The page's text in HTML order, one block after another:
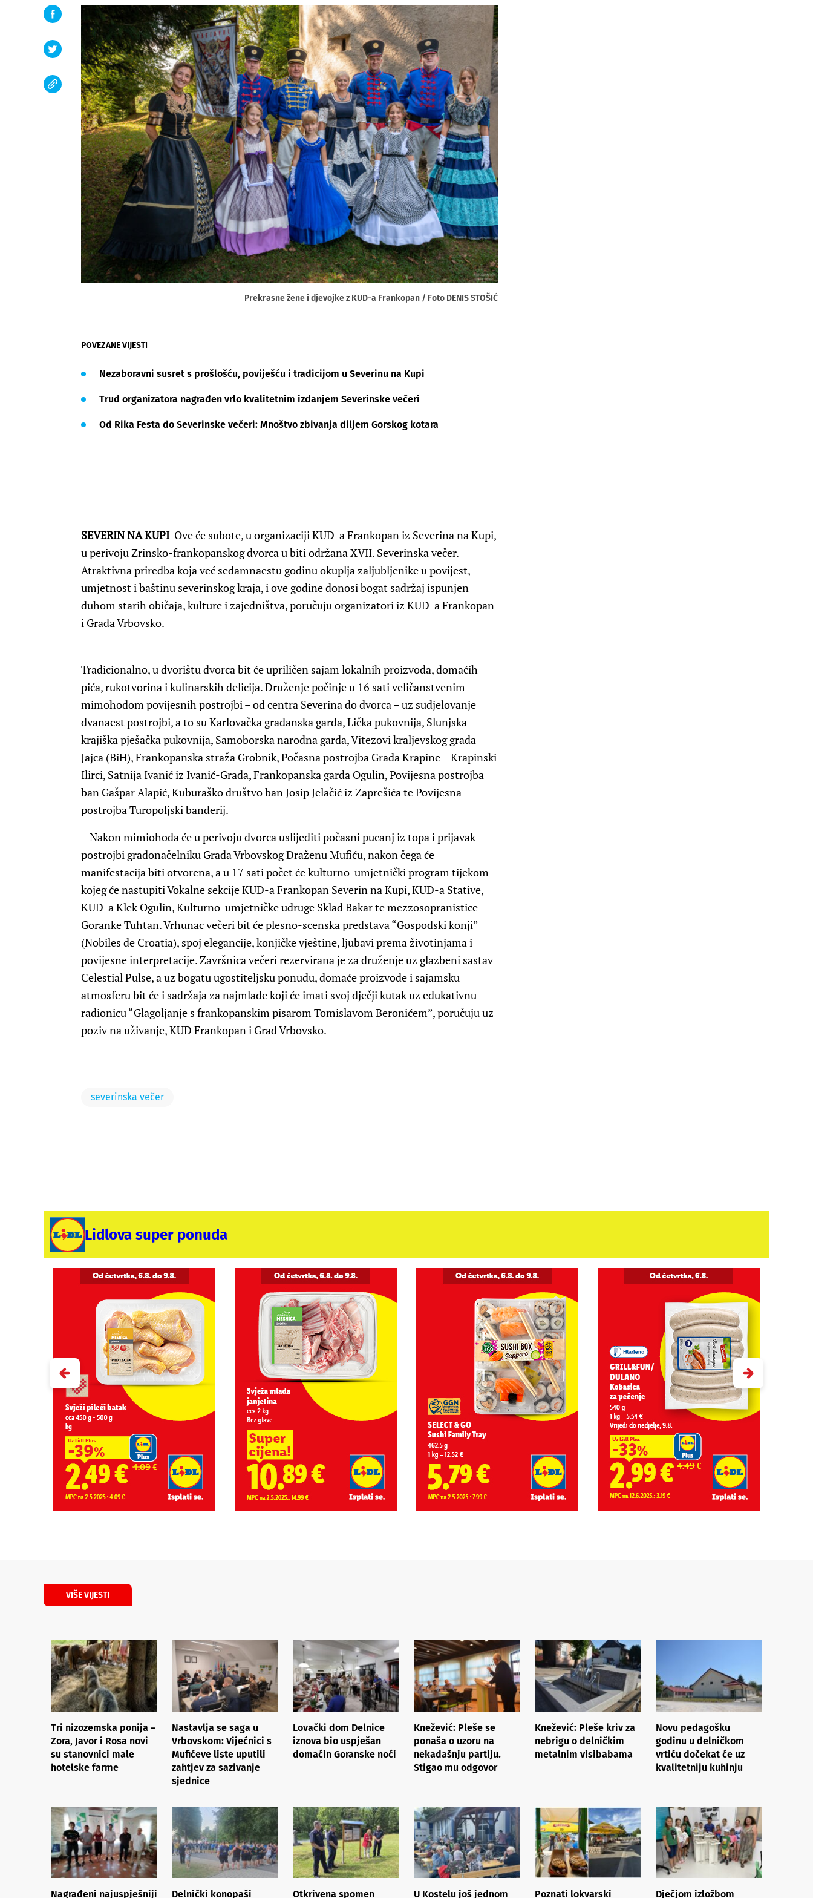
Prekrasne žene i djevojke z KUD-a Frankopan / Foto DENIS STOŠIĆ
POVEZANE VIJESTI
Nezaboravni susret s prošlošću, poviješću i tradicijom u Severinu na Kupi
Trud organizatora nagrađen vrlo kvalitetnim izdanjem Severinske večeri
Od Rika Festa do Severinske večeri: Mnoštvo zbivanja diljem Gorskog kotara
SEVERIN NA KUPIOve će subote, u organizaciji KUD-a Frankopan iz Severina na Kupi,
u perivoju Zrinsko-frankopanskog dvorca u biti održana XVII. Severinska večer.
Atraktivna priredba koja već sedamnaestu godinu okuplja zaljubljenike u povijest,
umjetnost i baštinu severinskog kraja, i ove godine donosi bogat sadržaj ispunjen
duhom starih običaja, kulture i zajedništva, poručuju organizatori iz KUD-a Frankopan
i Grada Vrbovsko.
Tradicionalno, u dvorištu dvorca bit će upriličen sajam lokalnih proizvoda, domaćih
pića, rukotvorina i kulinarskih delicija. Druženje počinje u 16 sati veličanstvenim
mimohodom povijesnih postrojbi – od centra Severina do dvorca – uz sudjelovanje
dvanaest postrojbi, a to su Karlovačka građanska garda, Lička pukovnija, Slunjska
krajiška pješačka pukovnija, Samoborska narodna garda, Vitezovi kraljevskog grada
Jajca (BiH), Frankopanska straža Grobnik, Počasna postrojba Grada Krapine – Krapinski
Ilirci, Satnija Ivanić iz Ivanić-Grada, Frankopanska garda Ogulin, Povijesna postrojba
ban Gašpar Alapić, Kuburaško društvo ban Josip Jelačić iz Zaprešića te Povijesna
postrojba Turopoljski banderij.
– Nakon mimiohoda će u perivoju dvorca uslijediti počasni pucanj iz topa i prijavak
postrojbi gradonačelniku Grada Vrbovskog Draženu Mufiću, nakon čega će
manifestacija biti otvorena, a u 17 sati počet će kulturno-umjetnički program tijekom
kojeg će nastupiti Vokalne sekcije KUD-a Frankopan Severin na Kupi, KUD-a Stative,
KUD-a Klek Ogulin, Kulturno-umjetničke udruge Sklad Bakar te mezzosopranistice
Goranke Tuhtan. Vrhunac večeri bit će plesno-scenska predstava “Gospodski konji”
(Nobiles de Croatia), spoj elegancije, konjičke vještine, ljubavi prema životinjama i
povijesne interpretacije. Završnica večeri rezervirana je za druženje uz glazbeni sastav
Celestial Pulse, a uz bogatu ugostiteljsku ponudu, domaće proizvode i sajamsku
atmosferu bit će i sadržaja za najmlađe koji će imati svoj dječji kutak uz edukativnu
radionicu “Glagoljanje s frankopanskim pisarom Tomislavom Beronićem”, poručuju uz
poziv na uživanje, KUD Frankopan i Grad Vrbovsko.
severinska večer
Lidlova super ponuda
VIŠE VIJESTI
Tri nizozemska ponija –
Zora, Javor i Rosa novi
su stanovnici male
hotelske farme
Nastavlja se saga u
Vrbovskom: Vijećnici s
Mufićeve liste uputili
zahtjev za sazivanje
sjednice
Lovački dom Delnice
iznova bio uspješan
domaćin Goranske noći
Knežević: Pleše se
ponaša o uzoru na
nekadašnju partiju.
Stigao mu odgovor
Knežević: Pleše kriv za
nebrigu o delničkim
metalnim visibabama
Novu pedagošku
godinu u delničkom
vrtiću dočekat će uz
kvalitetniju kuhinju
Nagrađeni najuspješniji Delnički konopaši Otkrivena spomen U Kostelu još jednom Poznati lokvarski Dječjom izložbom